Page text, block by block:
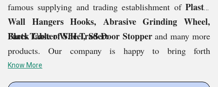
famous supplying and trading establishment of Plastic
Wall Hangers Hooks, Abrasive Grinding Wheel,
Black Caster Wheel, SS Door Stopper and many more
products. Our company is happy to bring forth
Innovative, Ariom, Hari, Marshal and many more
popular brands of industrial products in the Indian
Facts Table of S.H.Trader:
Know More